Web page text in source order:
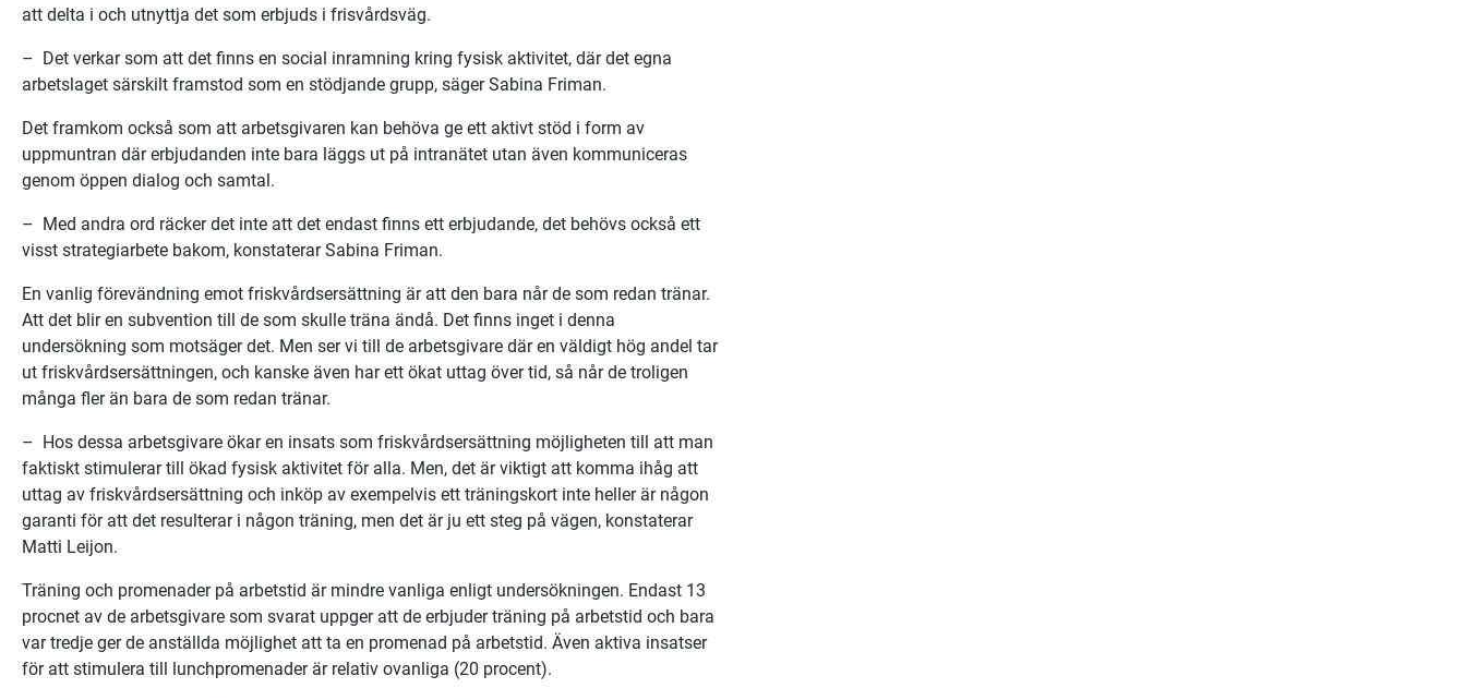
att delta i och utnyttja det som erbjuds i frisvårdsväg.
–  Det verkar som att det finns en social inramning kring fysisk aktivitet, där det egna
arbetslaget särskilt framstod som en stödjande grupp, säger Sabina Friman.
Det framkom också som att arbetsgivaren kan behöva ge ett aktivt stöd i form av
uppmuntran där erbjudanden inte bara läggs ut på intranätet utan även kommuniceras
genom öppen dialog och samtal.
–  Med andra ord räcker det inte att det endast finns ett erbjudande, det behövs också ett
visst strategiarbete bakom, konstaterar Sabina Friman.
En vanlig förevändning emot friskvårdsersättning är att den bara når de som redan tränar.
Att det blir en subvention till de som skulle träna ändå. Det finns inget i denna
undersökning som motsäger det. Men ser vi till de arbetsgivare där en väldigt hög andel tar
ut friskvårdsersättningen, och kanske även har ett ökat uttag över tid, så når de troligen
många fler än bara de som redan tränar.
–  Hos dessa arbetsgivare ökar en insats som friskvårdsersättning möjligheten till att man
faktiskt stimulerar till ökad fysisk aktivitet för alla. Men, det är viktigt att komma ihåg att
uttag av friskvårdsersättning och inköp av exempelvis ett träningskort inte heller är någon
garanti för att det resulterar i någon träning, men det är ju ett steg på vägen, konstaterar
Matti Leijon.
Träning och promenader på arbetstid är mindre vanliga enligt undersökningen. Endast 13
procnet av de arbetsgivare som svarat uppger att de erbjuder träning på arbetstid och bara
var tredje ger de anställda möjlighet att ta en promenad på arbetstid. Även aktiva insatser
för att stimulera till lunchpromenader är relativ ovanliga (20 procent).